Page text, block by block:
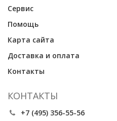
Сервис
Помощь
Карта сайта
Доставка и оплата
Контакты
КОНТАКТЫ
+7 (495) 356-55-56